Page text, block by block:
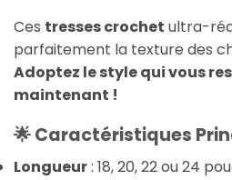
Ces tresses crochet ultra-
parfaitement la texture des
Adoptez le style qui vous
maintenant !
🌟 Caractéristiques
Longueur: 18, 20, 22 ou 24